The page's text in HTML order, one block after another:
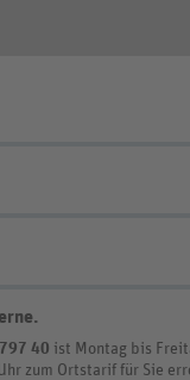
.
40 ist Montag bis
zum Ortstarif für Sie